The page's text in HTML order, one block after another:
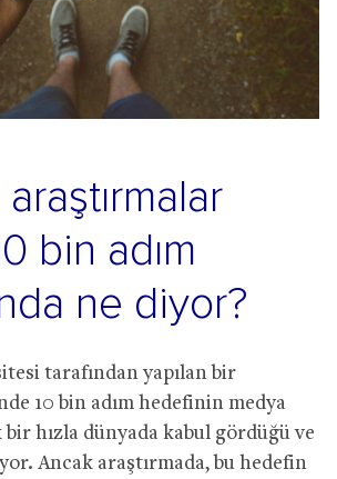
bin adım
ne diyor?
tarafından yapılan bir
10 bin adım hedefinin medya
bir hızla dünyada kabul gördüğü ve
Ancak araştırmada, bu hedefin